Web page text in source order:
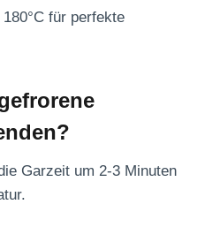
für perfekte
Garzeit um 2-3 Minuten